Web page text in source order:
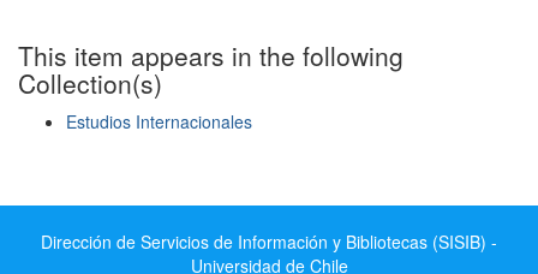
This item appears in the following
Collection(s)
Estudios Internacionales
Dirección de Servicios de Información y Bibliotecas (SISIB) -
Universidad de Chile